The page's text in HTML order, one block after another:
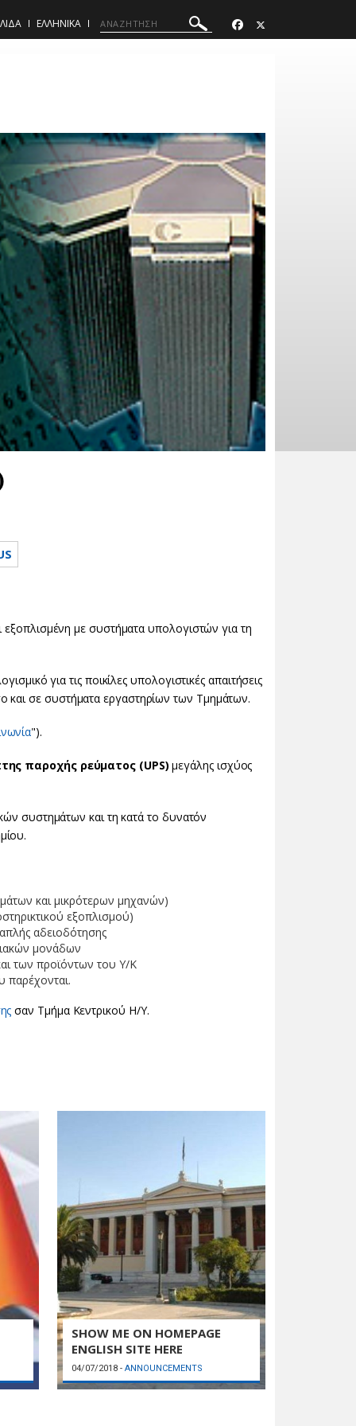
ΕΛΛΗΝΙΚΑ
με συστήματα υπολογιστών για τη
για τις ποικίλες υπολογιστικές απαιτήσεις
και σε συστήματα εργαστηρίων των Τμημάτων.
").
παροχής ρεύματος (UPS) μεγάλης ισχύος
συστημάτων και τη κατά το δυνατόν
και μικρότερων μηχανών)
εξοπλισμού)
αδειοδότησης
μονάδων
των προϊόντων του Υ/Κ
παρέχονται.
σαν Τμήμα Κεντρικού Η/Υ.
SHOW ME ON HOMEPAGE
ENGLISH SITE HERE
04/07/2018 - ANNOUNCEMENTS